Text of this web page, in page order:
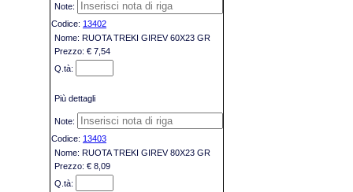
13402
RUOTA TREKI GIREV 60X23 GR
€ 7,54
Più dettagli
13403
RUOTA TREKI GIREV 80X23 GR
€ 8,09